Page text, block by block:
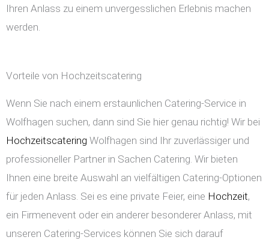
Ihren Anlass zu einem unvergesslichen Erlebnis machen
werden.
Vorteile von Hochzeitscatering
Wenn Sie nach einem erstaunlichen Catering-Service in
Wolfhagen suchen, dann sind Sie hier genau richtig! Wir bei
Hochzeitscatering Wolfhagen sind Ihr zuverlässiger und
professioneller Partner in Sachen Catering. Wir bieten
Ihnen eine breite Auswahl an vielfältigen Catering-Optionen
für jeden Anlass. Sei es eine private Feier, eine Hochzeit,
ein Firmenevent oder ein anderer besonderer Anlass, mit
unseren Catering-Services können Sie sich darauf